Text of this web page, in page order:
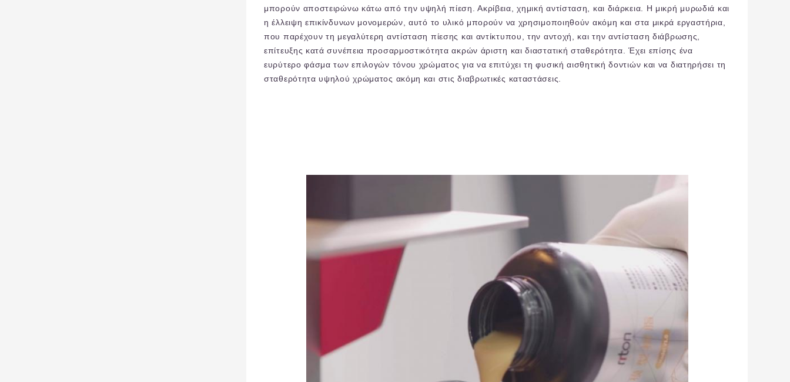
μπορούν αποστειρώνω κάτω από την υψηλή πίεση. Ακρίβεια, χημική αντίσταση, και διάρκεια. Η μικρή μυρωδιά και
η έλλειψη επικίνδυνων μονομερών, αυτό το υλικό μπορούν να χρησιμοποιηθούν ακόμη και στα μικρά εργαστήρια,
που παρέχουν τη μεγαλύτερη αντίσταση πίεσης και αντίκτυπου, την αντοχή, και την αντίσταση διάβρωσης,
επίτευξης κατά συνέπεια προσαρμοστικότητα ακρών άριστη και διαστατική σταθερότητα. Έχει επίσης ένα
ευρύτερο φάσμα των επιλογών τόνου χρώματος για να επιτύχει τη φυσική αισθητική δοντιών και να διατηρήσει τη
σταθερότητα υψηλού χρώματος ακόμη και στις διαβρωτικές καταστάσεις.